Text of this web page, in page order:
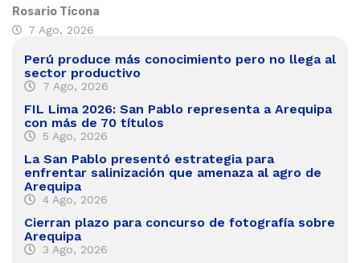
Rosario Ticona
7 Ago, 2026
Perú produce más conocimiento pero no llega al
sector productivo
7 Ago, 2026
FIL Lima 2026: San Pablo representa a Arequipa
con más de 70 títulos
5 Ago, 2026
La San Pablo presentó estrategia para
enfrentar salinización que amenaza al agro de
Arequipa
4 Ago, 2026
Cierran plazo para concurso de fotografía sobre
Arequipa
3 Ago, 2026